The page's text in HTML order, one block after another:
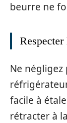
beurre ne
Respecter
Ne négligez
facile à
rétracter à